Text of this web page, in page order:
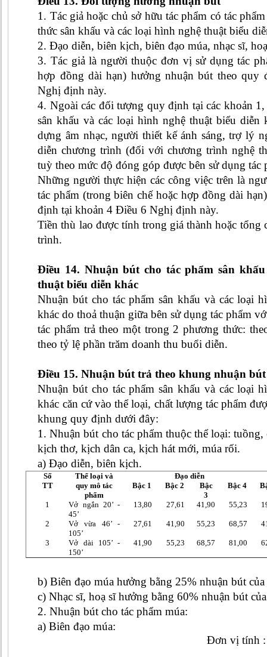
1. Tác giả hoặc chủ sở hữu tác phẩm có tác
thức sân khấu và các loại hình nghệ thuật biểu
2. Đạo diễn, biên kịch, biên đạo múa, nhạc sĩ,
3. Tác giả là người thuộc đơn vị sử dụng tác
hợp đồng dài hạn) hưởng nhuận bút theo
Nghị định này.
4. Ngoài các đối tượng quy định tại các khoản
sân khấu và các loại hình nghệ thuật biểu
dựng âm nhạc, người thiết kế ánh sáng, trợ lý
diễn chương trình (đối với chương trình nghệ
tuỳ theo mức độ đóng góp được bên sử dụng tác
Những người thực hiện các công việc trên là
tác phẩm (trong biên chế hoặc hợp đồng dài
định tại khoản 4 Điều 6 Nghị định này.
Tiền thù lao được tính trong giá thành hoặc
trình.
Điều 14. Nhuận bút cho tác phẩm sân
thuật biểu diễn khác
Nhuận bút cho tác phẩm sân khấu và các loại
khác do thoả thuận giữa bên sử dụng tác phẩm
tác phẩm trả theo một trong 2 phương thức:
theo tỷ lệ phần trăm doanh thu buổi diễn.
Điều 15. Nhuận bút trả theo khung nhuận
Nhuận bút cho tác phẩm sân khấu và các loại
khác căn cứ vào thể loại, chất lượng tác phẩm
khung quy định dưới đây:
1. Nhuận bút cho tác phẩm thuộc thể loại:
kịch thơ, kịch dân ca, kịch hát mới, múa rối.
a) Đạo diễn, biên kịch.
Số
TT
Thể loại và
quy mô tác
phẩm
Đạo diễn
Bậc 1
Bậc 2
Bậc
3
Bậc 4
1
Vở ngắn 20’ -
45’
13,80 27,61 41,90 55,23
2
Vở vừa 46’ -
105’
27,61 41,90 55,23 68,57
3
Vở dài 105’ -
150’
41,90 55,23 68,57 81,00
b) Biên đạo múa hưởng bằng 25% nhuận bút
c) Nhạc sĩ, hoạ sĩ hưởng bằng 60% nhuận bút
2. Nhuận bút cho tác phẩm múa:
a) Biên đạo múa:
Đơn vị tính :